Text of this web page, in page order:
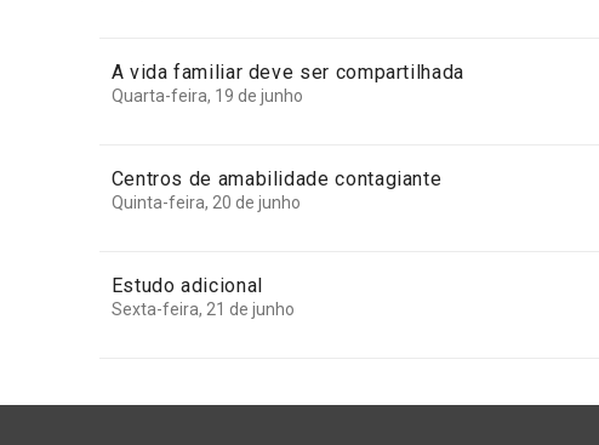
A vida familiar deve ser compartilhada
Quarta-feira, 19 de junho
Centros de amabilidade contagiante
Quinta-feira, 20 de junho
Estudo adicional
Sexta-feira, 21 de junho